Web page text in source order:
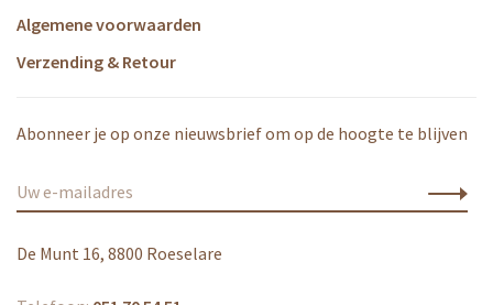
Algemene voorwaarden
Verzending & Retour
Abonneer je op onze nieuwsbrief om op de hoogte te blijven
De Munt 16, 8800 Roeselare